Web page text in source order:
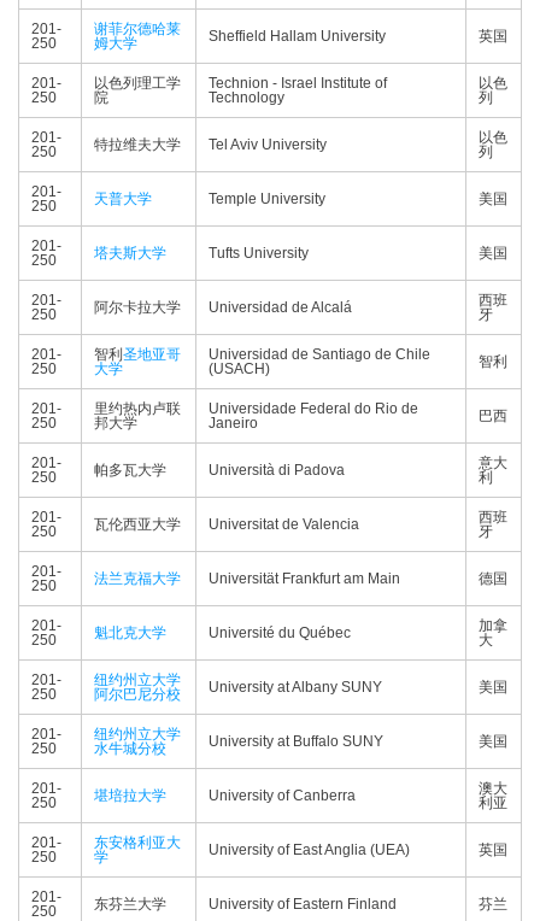
201-
250
谢菲尔德哈莱
姆大学
Sheffield Hallam University 英国
201-
250
以色列理工学
院
Technion - Israel Institute of
Technology
以色
列
201-
250
特拉维夫大学 Tel Aviv University
以色
列
201-
250
天普大学 Temple University 美国
201-
250
塔夫斯大学 Tufts University 美国
201-
250
阿尔卡拉大学 Universidad de Alcalá
西班
牙
201-
250
智利 圣地亚哥
大学
Universidad de Santiago de Chile
(USACH)
智利
201-
250
里约热内卢联
邦大学
Universidade Federal do Rio de
Janeiro
巴西
201-
250
帕多瓦大学 Università di Padova
意大
利
201-
250
瓦伦西亚大学 Universitat de Valencia
西班
牙
201-
250
法兰克福大学 Universität Frankfurt am Main 德国
201-
250
魁北克大学 Université du Québec
加拿
大
201-
250
纽约州立大学
阿尔巴尼分校
University at Albany SUNY 美国
201-
250
纽约州立大学
水牛城分校
University at Buffalo SUNY 美国
201-
250
堪培拉大学 University of Canberra
澳大
利亚
201-
250
东安格利亚大
学
University of East Anglia (UEA) 英国
201-
250
东芬兰大学 University of Eastern Finland 芬兰